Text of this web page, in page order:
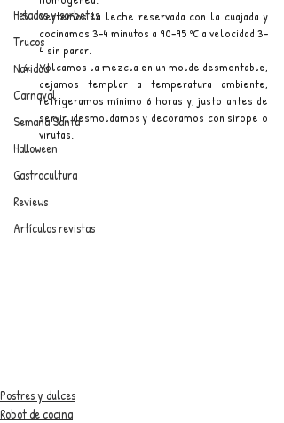
Helados y sorbetes
Trucos
Navidad
Carnaval
Semana Santa
Halloween
Gastrocultura
Reviews
Artículos revistas
Vertemos la leche reservada con la cuajada y
cocinamos 3–4 minutos a 90–95 ºC a velocidad 3–
4 sin parar.
Volcamos la mezcla en un molde desmontable,
dejamos templar a temperatura ambiente,
refrigeramos mínimo 6 horas y, justo antes de
servir, desmoldamos y decoramos con sirope o
virutas.
Postres y dulces
Robot de cocina